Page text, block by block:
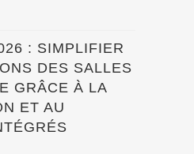
: SIMPLIFIER
DES SALLES
GRÂCE À LA
ET AU